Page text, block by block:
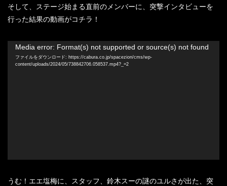
そして、ステージ始まる直前のメンバーに、突撃インタビューを
行った結果の動画がコチラ！
Media error: Format(s) not supported or source(s) not found
ファイルをダウンロード: https://cabura.co.jp/spacezion/cms/wp-
content/uploads/2024/05/738842706.058537.mp4?_=2
うむ！エエ塩梅に、スタッフ、鈴木スーの謎のユルさが出た、突